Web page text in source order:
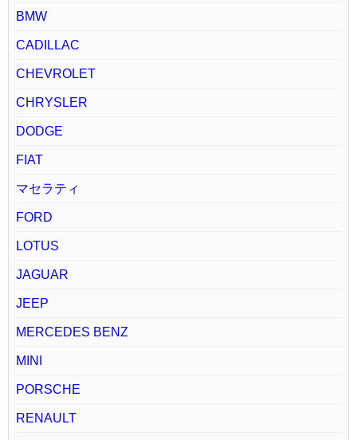
BMW
CADILLAC
CHEVROLET
CHRYSLER
DODGE
FIAT
マセラティ
FORD
LOTUS
JAGUAR
JEEP
MERCEDES BENZ
MINI
PORSCHE
RENAULT